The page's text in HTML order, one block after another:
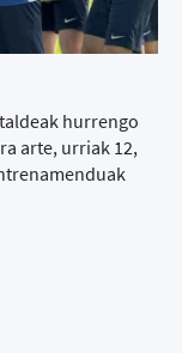
hurrengo
arte, urriak 12,